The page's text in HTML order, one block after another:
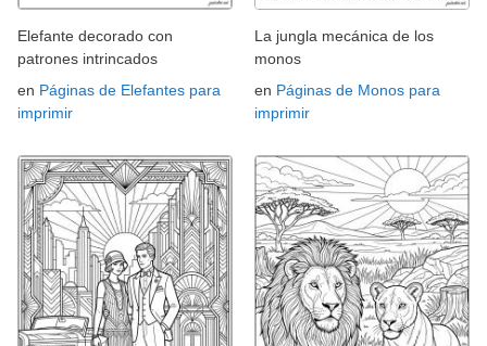
Elefante decorado con
patrones intrincados
en Páginas de Elefantes para
imprimir
La jungla mecánica de los
monos
en Páginas de Monos para
imprimir